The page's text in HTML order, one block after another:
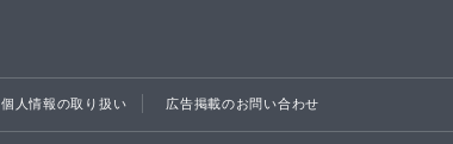
個人情報の取り扱い 広告掲載のお問い合わせ